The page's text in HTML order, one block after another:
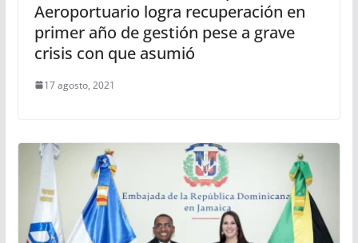
Aeroportuario logra recuperación en
primer año de gestión pese a grave
crisis con que asumió
17 agosto, 2021